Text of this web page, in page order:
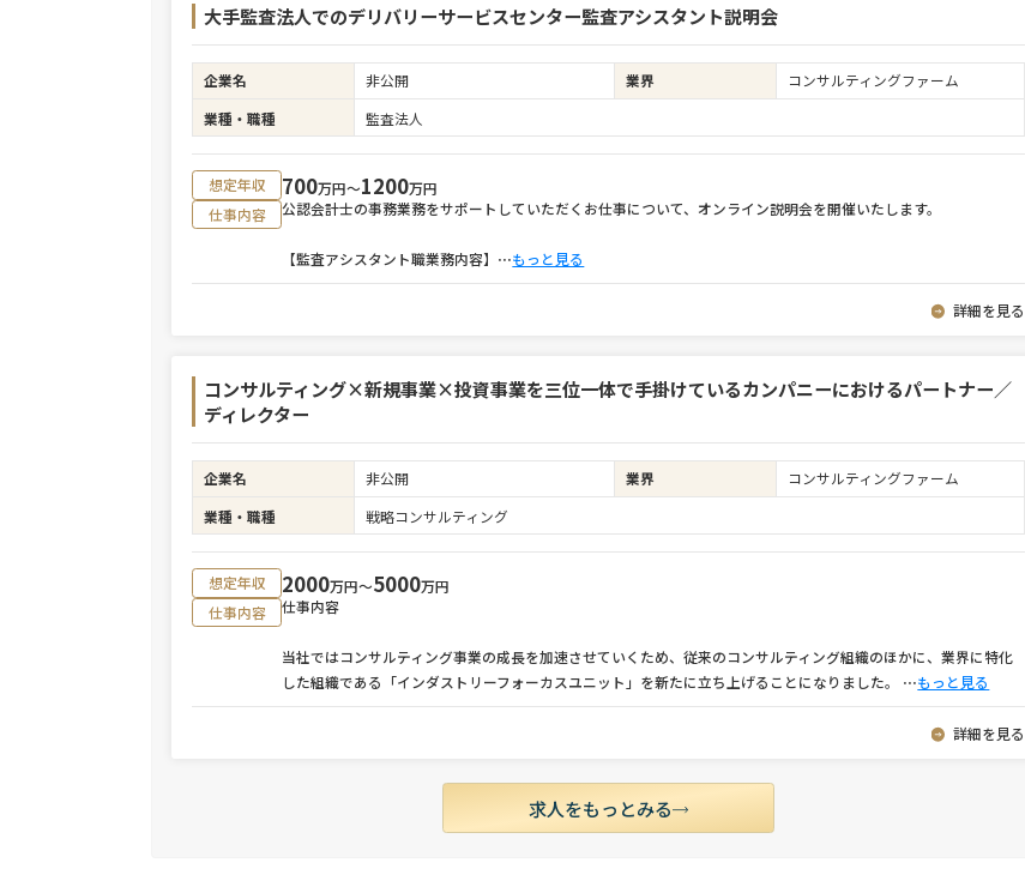
大手監査法人でのデリバリーサービスセンター監査アシスタント説明会
企業名 非公開 業界
コンサルティングファーム
業種・職種
監査法人
想定年収 700万円〜1200万円
仕事内容
公認会計士の事務業務をサポートしていただくお仕事について、オンライン説明会を開催いたします。
【監査アシスタント職業務内容】 ⋯もっと見る
詳細を見る
コンサルティング×新規事業×投資事業を三位一体で手掛けているカンパニーにおけるパートナー／
ディレクター
企業名 非公開 業界
コンサルティングファーム
業種・職種
戦略コンサルティング
想定年収 2000万円〜5000万円
仕事内容
仕事内容
当社ではコンサルティング事業の成長を加速させていくため、従来のコンサルティング組織のほかに、業界に特化
した組織である「インダストリーフォーカスユニット」を新たに立ち上げることになりました。 ⋯もっと見る
詳細を見る
求人をもっとみる